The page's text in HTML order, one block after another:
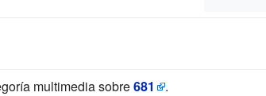
multimedia sobre681 .